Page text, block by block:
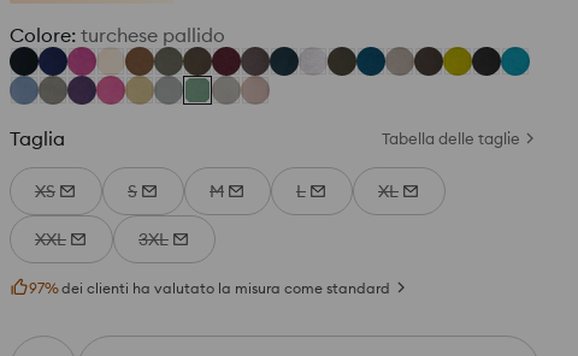
Colore: turchese pallido
Taglia Tabella delle taglie
XS S M L XL
XXL 3XL
97%dei clienti ha valutato la misura come standard